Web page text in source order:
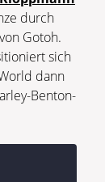
durch
Gotoh.
sich
dann
Benton-